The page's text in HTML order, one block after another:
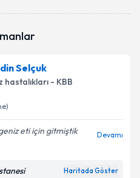
randevu almanız
ilişkinAydınlatma
verilerimin belirtilen
kabul ediyorum.
Selçuk
- KBB
eti için gitmiştik
Devamı
Haritada Göster